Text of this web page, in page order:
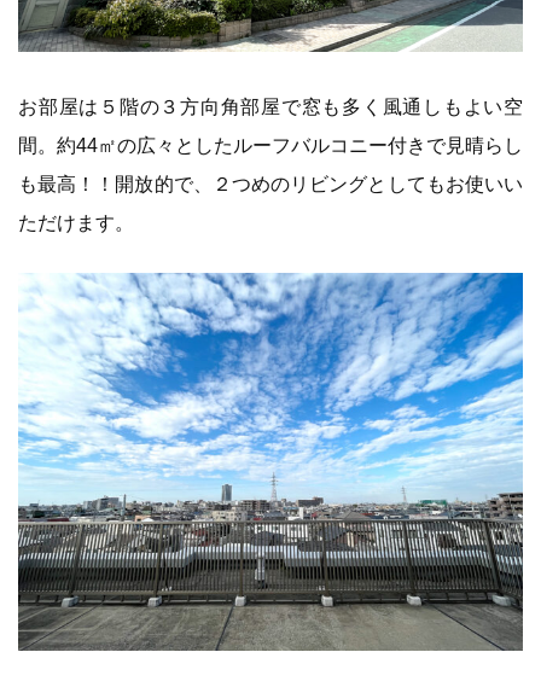
お部屋は５階の３方向角部屋で窓も多く風通しもよい空
間。約44㎡の広々としたルーフバルコニー付きで見晴らし
も最高！！開放的で、２つめのリビングとしてもお使いい
ただけます。